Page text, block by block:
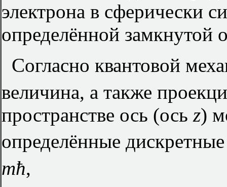
электрона в сферически
определённой замкнутой
Согласно квантовой
величина, а также
пространстве ось (ось z)
определённые
mћ,